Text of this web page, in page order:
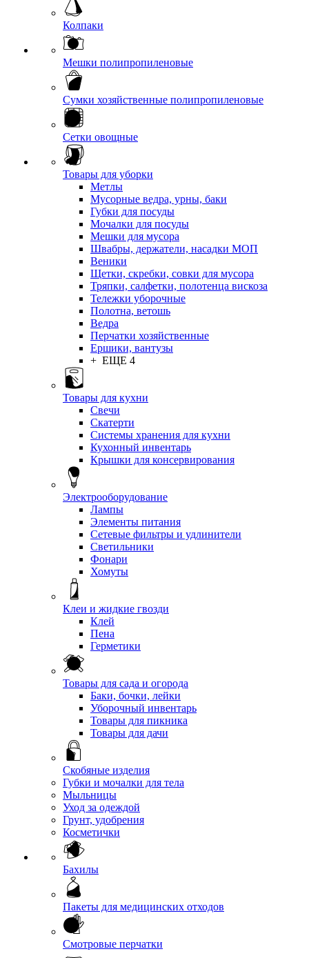
Колпаки
Мешки полипропиленовые
Сумки хозяйственные полипропиленовые
Сетки овощные
Товары для уборки
Метлы
Мусорные ведра, урны, баки
Губки для посуды
Мочалки для посуды
Мешки для мусора
Швабры, держатели, насадки МОП
Веники
Щетки, скребки, совки для мусора
Тряпки, салфетки, полотенца вискоза
Тележки уборочные
Полотна, ветошь
Ведра
Перчатки хозяйственные
Ершики, вантузы
+ ЕЩЕ 4
Товары для кухни
Свечи
Скатерти
Системы хранения для кухни
Кухонный инвентарь
Крышки для консервирования
Электрооборудование
Лампы
Элементы питания
Сетевые фильтры и удлинители
Светильники
Фонари
Хомуты
Клеи и жидкие гвозди
Клей
Пена
Герметики
Товары для сада и огорода
Баки, бочки, лейки
Уборочный инвентарь
Товары для пикника
Товары для дачи
Скобяные изделия
Губки и мочалки для тела
Мыльницы
Уход за одеждой
Грунт, удобрения
Косметички
Бахилы
Пакеты для медицинских отходов
Смотровые перчатки